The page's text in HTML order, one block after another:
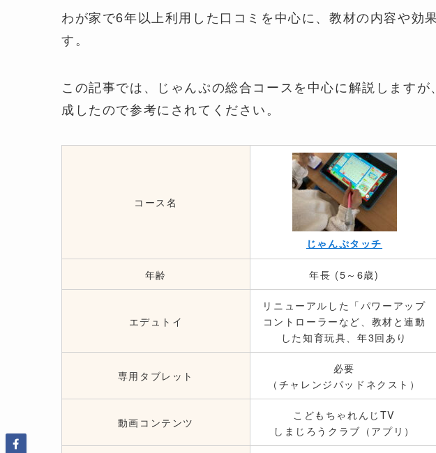
わが家で6年以上利用した口コミを中心に、教材の内容や効
す。
この記事では、じゃんぷの総合コースを中心に解説します
成したので参考にされてください。
コース名
じゃんぷタッチ
年齢 年長 (5～6歳)
エデュトイ
リニューアルした「パワーアップ
コントローラーなど、教材と連動
した知育玩具、年3回あり
専用タブレット
必要
（チャレンジパッドネクスト）
動画コンテンツ
こどもちゃれんじTV
しまじろうクラブ（アプリ）